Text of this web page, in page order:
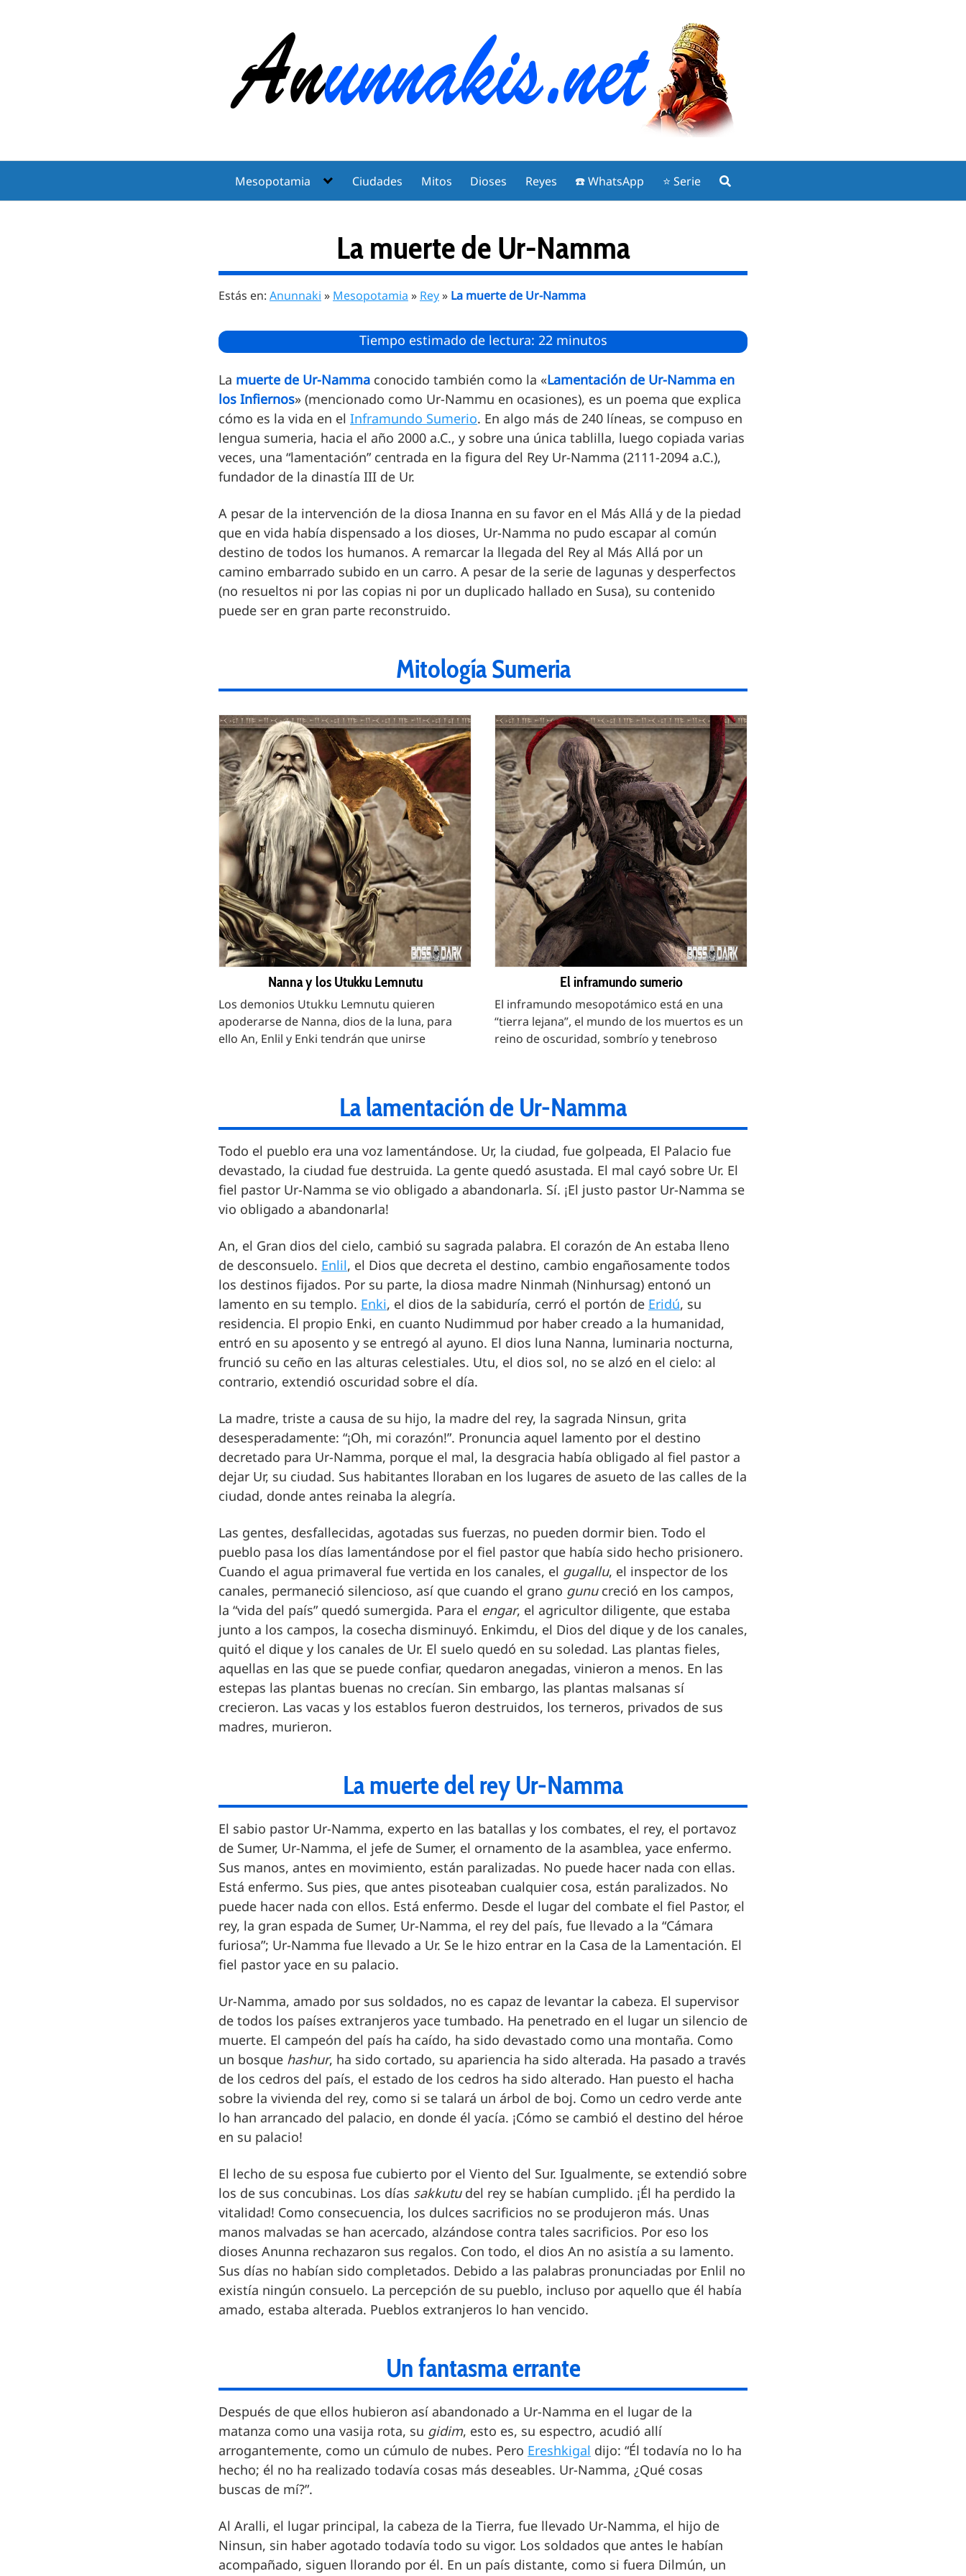
Mesopotamia Ciudades Mitos Dioses Reyes ☎️ WhatsApp ⭐ Serie
La muerte de Ur-Namma
Estás en: Anunnaki » Mesopotamia » Rey» La muerte de Ur-Namma
Tiempo estimado de lectura: 22 minutos
La muerte de Ur-Namma conocido también como la «Lamentación de Ur-Namma en
los Infiernos» (mencionado como Ur-Nammu en ocasiones), es un poema que explica
cómo es la vida en el Inframundo Sumerio. En algo más de 240 líneas, se compuso en
lengua sumeria, hacia el año 2000 a.C., y sobre una única tablilla, luego copiada varias
veces, una “lamentación” centrada en la figura del Rey Ur-Namma (2111-2094 a.C.),
fundador de la dinastía III de Ur.
A pesar de la intervención de la diosa Inanna en su favor en el Más Allá y de la piedad
que en vida había dispensado a los dioses, Ur-Namma no pudo escapar al común
destino de todos los humanos. A remarcar la llegada del Rey al Más Allá por un
camino embarrado subido en un carro. A pesar de la serie de lagunas y desperfectos
(no resueltos ni por las copias ni por un duplicado hallado en Susa), su contenido
puede ser en gran parte reconstruido.
Mitología Sumeria
Nanna y los Utukku Lemnutu
Los demonios Utukku Lemnutu quieren
apoderarse de Nanna, dios de la luna, para
ello An, Enlil y Enki tendrán que unirse
El inframundo sumerio
El inframundo mesopotámico está en una
“tierra lejana”, el mundo de los muertos es un
reino de oscuridad, sombrío y tenebroso
La lamentación de Ur-Namma
Todo el pueblo era una voz lamentándose. Ur, la ciudad, fue golpeada, El Palacio fue
devastado, la ciudad fue destruida. La gente quedó asustada. El mal cayó sobre Ur. El
fiel pastor Ur-Namma se vio obligado a abandonarla. Sí. ¡El justo pastor Ur-Namma se
vio obligado a abandonarla!
An, el Gran dios del cielo, cambió su sagrada palabra. El corazón de An estaba lleno
de desconsuelo. Enlil, el Dios que decreta el destino, cambio engañosamente todos
los destinos fijados. Por su parte, la diosa madre Ninmah (Ninhursag) entonó un
lamento en su templo. Enki, el dios de la sabiduría, cerró el portón de Eridú, su
residencia. El propio Enki, en cuanto Nudimmud por haber creado a la humanidad,
entró en su aposento y se entregó al ayuno. El dios luna Nanna, luminaria nocturna,
frunció su ceño en las alturas celestiales. Utu, el dios sol, no se alzó en el cielo: al
contrario, extendió oscuridad sobre el día.
La madre, triste a causa de su hijo, la madre del rey, la sagrada Ninsun, grita
desesperadamente: “¡Oh, mi corazón!”. Pronuncia aquel lamento por el destino
decretado para Ur-Namma, porque el mal, la desgracia había obligado al fiel pastor a
dejar Ur, su ciudad. Sus habitantes lloraban en los lugares de asueto de las calles de la
ciudad, donde antes reinaba la alegría.
Las gentes, desfallecidas, agotadas sus fuerzas, no pueden dormir bien. Todo el
pueblo pasa los días lamentándose por el fiel pastor que había sido hecho prisionero.
Cuando el agua primaveral fue vertida en los canales, el gugallu, el inspector de los
canales, permaneció silencioso, así que cuando el grano gunucreció en los campos,
la “vida del país” quedó sumergida. Para el engar, el agricultor diligente, que estaba
junto a los campos, la cosecha disminuyó. Enkimdu, el Dios del dique y de los canales,
quitó el dique y los canales de Ur. El suelo quedó en su soledad. Las plantas fieles,
aquellas en las que se puede confiar, quedaron anegadas, vinieron a menos. En las
estepas las plantas buenas no crecían. Sin embargo, las plantas malsanas sí
crecieron. Las vacas y los establos fueron destruidos, los terneros, privados de sus
madres, murieron.
La muerte del rey Ur-Namma
El sabio pastor Ur-Namma, experto en las batallas y los combates, el rey, el portavoz
de Sumer, Ur-Namma, el jefe de Sumer, el ornamento de la asamblea, yace enfermo.
Sus manos, antes en movimiento, están paralizadas. No puede hacer nada con ellas.
Está enfermo. Sus pies, que antes pisoteaban cualquier cosa, están paralizados. No
puede hacer nada con ellos. Está enfermo. Desde el lugar del combate el fiel Pastor, el
rey, la gran espada de Sumer, Ur-Namma, el rey del país, fue llevado a la “Cámara
furiosa”; Ur-Namma fue llevado a Ur. Se le hizo entrar en la Casa de la Lamentación. El
fiel pastor yace en su palacio.
Ur-Namma, amado por sus soldados, no es capaz de levantar la cabeza. El supervisor
de todos los países extranjeros yace tumbado. Ha penetrado en el lugar un silencio de
muerte. El campeón del país ha caído, ha sido devastado como una montaña. Como
un bosque hashur, ha sido cortado, su apariencia ha sido alterada. Ha pasado a través
de los cedros del país, el estado de los cedros ha sido alterado. Han puesto el hacha
sobre la vivienda del rey, como si se talará un árbol de boj. Como un cedro verde ante
lo han arrancado del palacio, en donde él yacía. ¡Cómo se cambió el destino del héroe
en su palacio!
El lecho de su esposa fue cubierto por el Viento del Sur. Igualmente, se extendió sobre
los de sus concubinas. Los días sakkutudel rey se habían cumplido. ¡Él ha perdido la
vitalidad! Como consecuencia, los dulces sacrificios no se produjeron más. Unas
manos malvadas se han acercado, alzándose contra tales sacrificios. Por eso los
dioses Anunna rechazaron sus regalos. Con todo, el dios An no asistía a su lamento.
Sus días no habían sido completados. Debido a las palabras pronunciadas por Enlil no
existía ningún consuelo. La percepción de su pueblo, incluso por aquello que él había
amado, estaba alterada. Pueblos extranjeros lo han vencido.
Un fantasma errante
Después de que ellos hubieron así abandonado a Ur-Namma en el lugar de la
matanza como una vasija rota, su gidim, esto es, su espectro, acudió allí
arrogantemente, como un cúmulo de nubes. Pero Ereshkigal dijo: “Él todavía no lo ha
hecho; él no ha realizado todavía cosas más deseables. Ur-Namma, ¿Qué cosas
buscas de mí?”.
Al Aralli, el lugar principal, la cabeza de la Tierra, fue llevado Ur-Namma, el hijo de
Ninsun, sin haber agotado todavía todo su vigor. Los soldados que antes le habían
acompañado, siguen llorando por él. En un país distante, como si fuera Dilmún, un